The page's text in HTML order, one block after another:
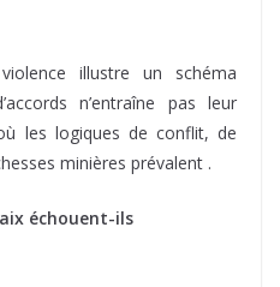
illustre un schéma
n’entraîne pas leur
les logiques de conflit, de
minières prévalent .
échouent-ils